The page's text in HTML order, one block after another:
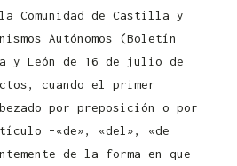
Comunidad de Castilla y
Autónomos (Boletín
León de 16 de julio de
cuando el primer
por preposición o por
–«de», «del», «de
de la forma en que